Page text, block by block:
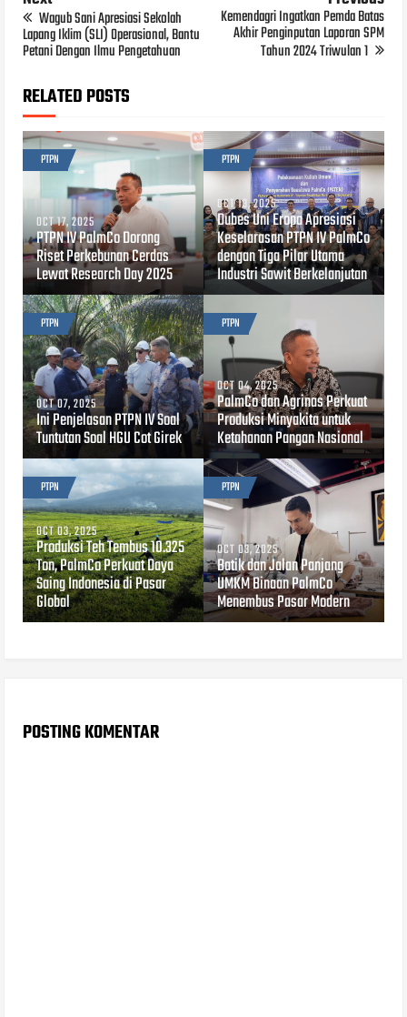
Wagub Sani Apresiasi Sekolah
Lapang Iklim (SLI) Operasional, Bantu
Petani Dengan Ilmu Pengetahuan
Kemendagri Ingatkan Pemda Batas
Akhir Penginputan Laporan SPM
Tahun 2024 Triwulan 1
RELATED POSTS
PTPN
OCT 17, 2025
PTPN IV PalmCo Dorong
Riset Perkebunan Cerdas
Lewat Research Day 2025
PTPN
OCT 13, 2025
Dubes Uni Eropa Apresiasi
Keselarasan PTPN IV PalmCo
dengan Tiga Pilar Utama
Industri Sawit Berkelanjutan
PTPN
OCT 07, 2025
Ini Penjelasan PTPN IV Soal
Tuntutan Soal HGU Cot Girek
PTPN
OCT 04, 2025
PalmCo dan Agrinas Perkuat
Produksi Minyakita untuk
Ketahanan Pangan Nasional
PTPN
OCT 03, 2025
Produksi Teh Tembus 10.325
Ton, PalmCo Perkuat Daya
Saing Indonesia di Pasar
Global
PTPN
OCT 03, 2025
Batik dan Jalan Panjang
UMKM Binaan PalmCo
Menembus Pasar Modern
POSTING KOMENTAR